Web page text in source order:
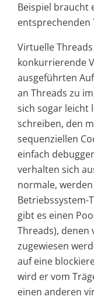
Beispiel braucht
entsprechenden
Virtuelle
konkurrierende
ausgeführten
an Threads zu
sich sogar leicht
schreiben, den
sequenziellen
einfach
verhalten sich
normale,
Betriebssystem-
gibt es einen
Threads),
zugewiesen
auf eine
wird er vom
einen anderen